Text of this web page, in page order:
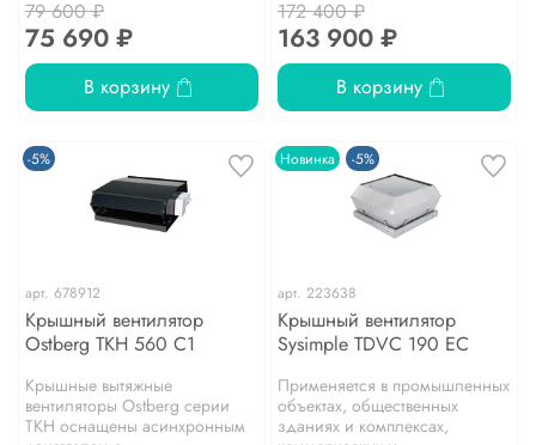
79 600 ₽
75 690 ₽
В корзину
172 400 ₽
163 900 ₽
В корзину
-5%
арт. 678912
Крышный вентилятор
Ostberg TKH 560 С1
Крышные вытяжные
вентиляторы Ostberg серии
TKH оснащены асинхронным
Новинка -5%
арт. 223638
Крышный вентилятор
Sysimple TDVC 190 EC
Применяется в промышленных
объектах, общественных
зданиях и комплексах,